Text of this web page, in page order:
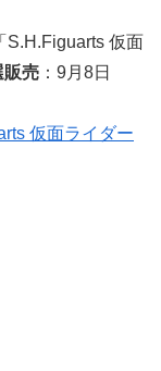
S.H.Figuarts 仮面
販売 ：9月8日
仮面ライダー